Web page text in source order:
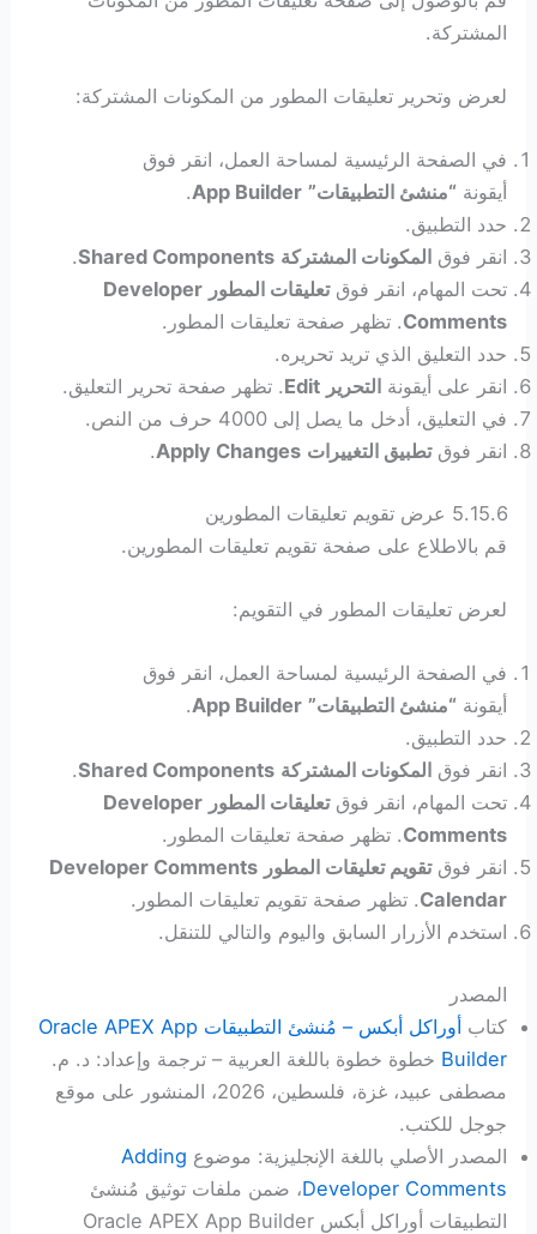
المشتركة.
لعرض وتحرير تعليقات المطور من المكونات المشتركة:
في الصفحة الرئيسية لمساحة العمل، انقر فوق
أيقونة“منشئ التطبيقات” App Builder
.
حدد التطبيق.
انقر فوق المكونات المشتركة Shared Components
.
تحت المهام، انقر فوقتعليقات المطور Developer
Comments. تظهر صفحة تعليقات المطور.
حدد التعليق الذي تريد تحريره.
انقر على أيقونة التحرير Edit. تظهر صفحة تحرير التعليق.
في التعليق، أدخل ما يصل إلى 4000 حرف من النص.
انقر فوقتطبيق التغييرات Apply Changes
.
5.15.6 عرض تقويم تعليقات المطورين
قم بالاطلاع على صفحة تقويم تعليقات المطورين.
لعرض تعليقات المطور في التقويم:
في الصفحة الرئيسية لمساحة العمل، انقر فوق
أيقونة“منشئ التطبيقات” App Builder
.
حدد التطبيق.
انقر فوق المكونات المشتركة Shared Components
.
تحت المهام، انقر فوقتعليقات المطور Developer
Comments. تظهر صفحة تعليقات المطور.
انقر فوقتقويم تعليقات المطور Developer Comments
Calendar. تظهر صفحة تقويم تعليقات المطور.
استخدم الأزرار السابق واليوم والتالي للتنقل.
المصدر
كتاب
أوراكل أبكس – مُنشئ التطبيقات Oracle APEX App
Builder خطوة خطوة باللغة العربية – ترجمة وإعداد: د. م.
مصطفى عبيد، غزة، فلسطين، 2026، المنشور على موقع
جوجل للكتب.
المصدر الأصلي باللغة الإنجليزية: موضوع Adding
Developer Comments، ضمن ملفات توثيق مُنشئ
التطبيقات أوراكل أبكس Oracle APEX App Builder